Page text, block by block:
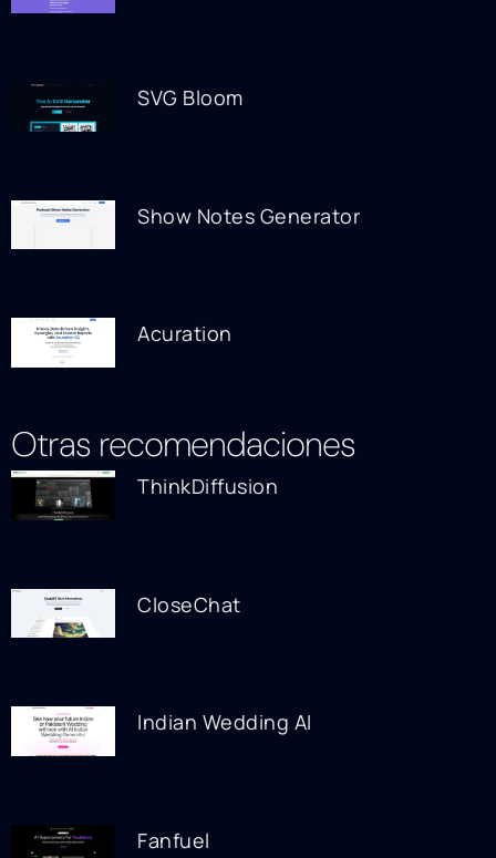
SVG Bloom
Show Notes Generator
Acuration
Otras recomendaciones
ThinkDiffusion
CloseChat
Indian Wedding AI
Fanfuel